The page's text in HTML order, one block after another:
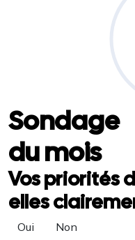
Sondage
du mois
Vos priorités
elles
Oui Non